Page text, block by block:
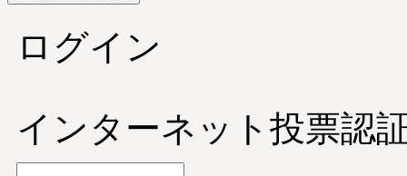
ログイン
インターネット投票認